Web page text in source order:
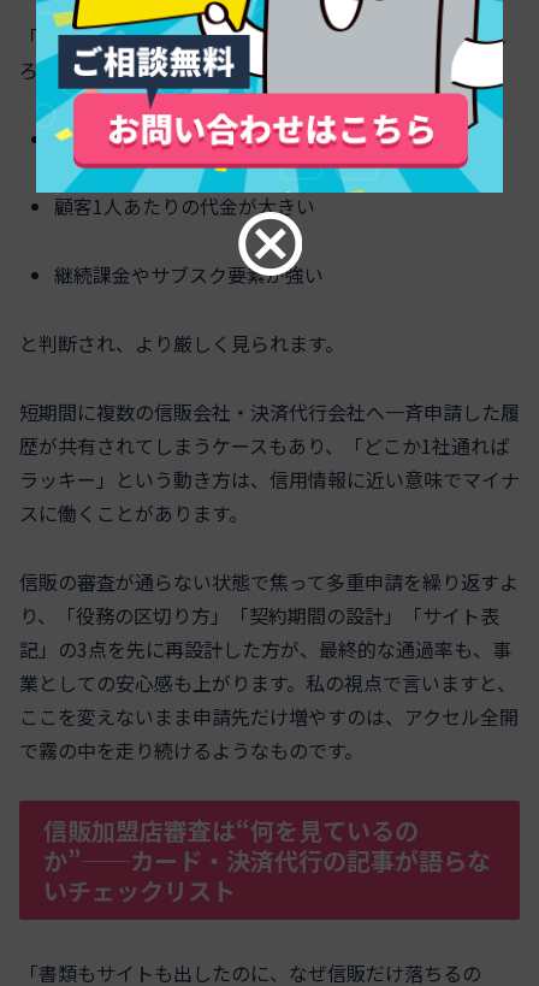
「カード決済OK＝信販も通る」は成り立ちません。むし
ろ、カードが先に通っているからこそ、
信販の方が分割回数が長い
顧客1人あたりの代金が大きい
継続課金やサブスク要素が強い
と判断され、より厳しく見られます。
短期間に複数の信販会社・決済代行会社へ一斉申請した履
歴が共有されてしまうケースもあり、「どこか1社通れば
ラッキー」という動き方は、信用情報に近い意味でマイナ
スに働くことがあります。
信販の審査が通らない状態で焦って多重申請を繰り返すよ
り、「役務の区切り方」「契約期間の設計」「サイト表
記」の3点を先に再設計した方が、最終的な通過率も、事
業としての安心感も上がります。私の視点で言いますと、
ここを変えないまま申請先だけ増やすのは、アクセル全開
で霧の中を走り続けるようなものです。
信販加盟店審査は“何を見ているの
か”──カード・決済代行の記事が語らな
いチェックリスト
「書類もサイトも出したのに、なぜ信販だけ落ちるの